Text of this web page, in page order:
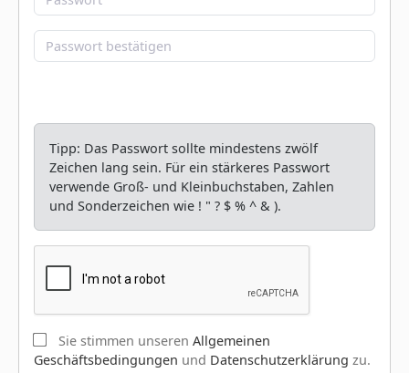
Tipp: Das Passwort sollte mindestens zwölf
Zeichen lang sein. Für ein stärkeres Passwort
verwende Groß- und Kleinbuchstaben, Zahlen
und Sonderzeichen wie ! " ? $ % ^ & ).
Sie stimmen unseren Allgemeinen
Geschäftsbedingungen und Datenschutzerklärung zu.